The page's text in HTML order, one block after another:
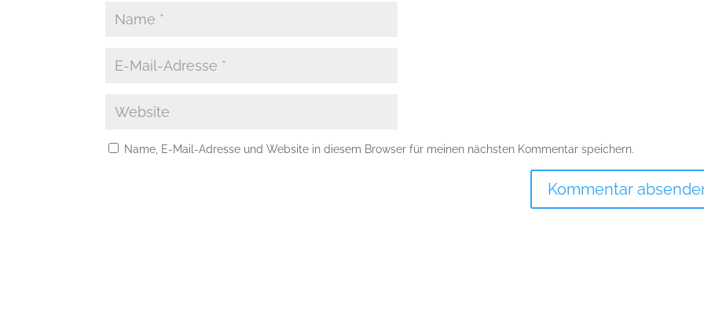
Name, E-Mail-Adresse und Website in diesem Browser für meinen nächsten Kommentar speichern.